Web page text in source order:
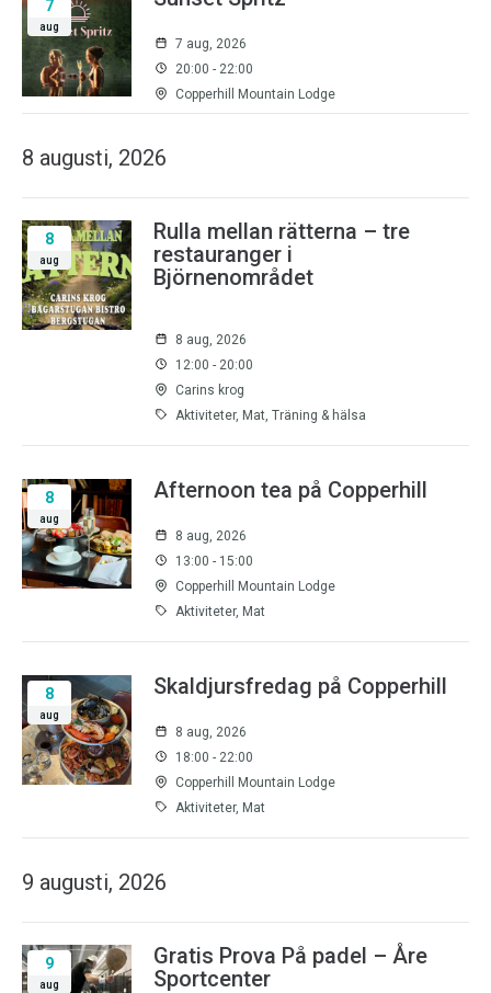
7
aug
7 aug, 2026
20:00 - 22:00
Copperhill Mountain Lodge
8 augusti, 2026
8
aug
Rulla mellan rätterna – tre
restauranger i
Björnenområdet
8 aug, 2026
12:00 - 20:00
Carins krog
Aktiviteter, Mat, Träning & hälsa
8
aug
Afternoon tea på Copperhill
8 aug, 2026
13:00 - 15:00
Copperhill Mountain Lodge
Aktiviteter, Mat
8
aug
Skaldjursfredag på Copperhill
8 aug, 2026
18:00 - 22:00
Copperhill Mountain Lodge
Aktiviteter, Mat
9 augusti, 2026
9
aug
Gratis Prova På padel – Åre
Sportcenter